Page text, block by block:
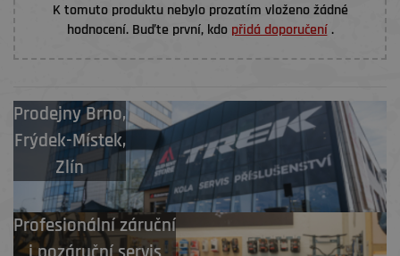
K tomuto produktu nebylo prozatím vloženo žádné
hodnocení. Buďte první, kdo přidá doporučení.
ProdejnyBrno,
Frýdek-Místek,
Zlín
Profesionální záruční